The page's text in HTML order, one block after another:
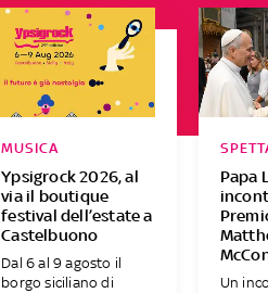
Ypsigrock 2026, al
via il boutique
festival dell’estate a
Castelbuono
MUSICA
Dal 6 al 9 agosto il
borgo siciliano di
Papa
Un